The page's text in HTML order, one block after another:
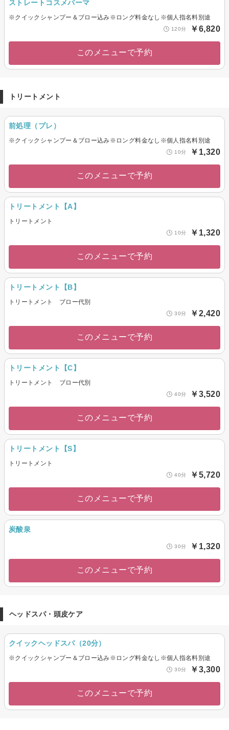
ストレートコスメパーマ
※クイックシャンプー＆ブロー込み※ロング料金なし※個人指名料別途
120分 ￥6,820
このメニューで予約
トリートメント
前処理（プレ）
※クイックシャンプー＆ブロー込み※ロング料金なし※個人指名料別途
10分 ￥1,320
このメニューで予約
トリートメント【A】
トリートメント
10分 ￥1,320
このメニューで予約
トリートメント【B】
トリートメント ブロー代別
30分 ￥2,420
このメニューで予約
トリートメント【C】
トリートメント ブロー代別
40分 ￥3,520
このメニューで予約
トリートメント【S】
トリートメント
40分 ￥5,720
このメニューで予約
炭酸泉
30分 ￥1,320
このメニューで予約
ヘッドスパ・頭皮ケア
クイックヘッドスパ（20分）
※クイックシャンプー＆ブロー込み※ロング料金なし※個人指名料別途
30分 ￥3,300
このメニューで予約